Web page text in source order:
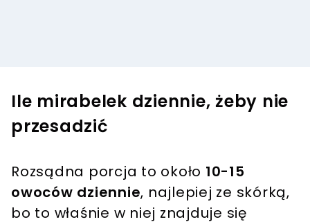
Ile mirabelek dziennie, żeby nie
przesadzić
Rozsądna porcja to około 10-15
owoców dziennie, najlepiej ze skórką,
bo to właśnie w niej znajduje się